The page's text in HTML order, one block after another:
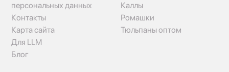
персональных данных
Контакты
Карта сайта
Для LLM
Блог
Каллы
Ромашки
Тюльпаны оптом